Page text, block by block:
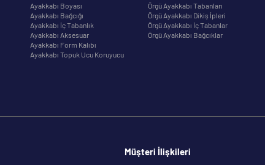
Ayakkabı Boyası
Ayakkabı Bağcığı
Ayakkabı İç Tabanlık
Ayakkabı Aksesuar
Ayakkabı Form Kalıbı
Ayakkabı Topuk Ucu Koruyucu
Örgü Ayakkabı Tabanları
Örgü Ayakkabı Dikiş İpleri
Örgü Ayakkabı İç Tabanlar
Örgü Ayakkabı Bağcıklar
Müşteri İlişkileri